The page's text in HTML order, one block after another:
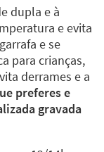
dupla e à
e evita
e se
para crianças,
derrames e a
preferes e
gravada